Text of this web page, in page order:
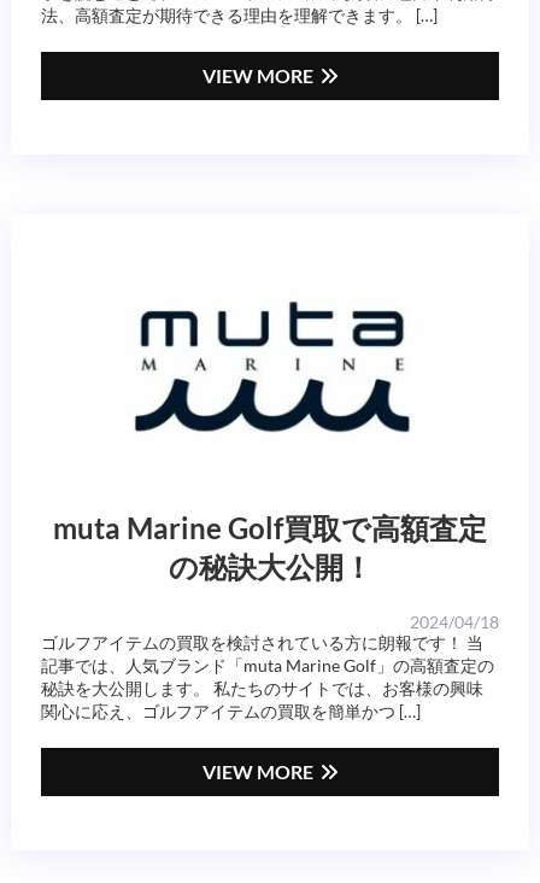
法、高額査定が期待できる理由を理解できます。 […]
VIEW MORE
muta Marine Golf買取で高額査定
の秘訣大公開！
2024/04/18
ゴルフアイテムの買取を検討されている方に朗報です！ 当
記事では、人気ブランド「muta Marine Golf」の高額査定の
秘訣を大公開します。 私たちのサイトでは、お客様の興味
関心に応え、ゴルフアイテムの買取を簡単かつ […]
VIEW MORE